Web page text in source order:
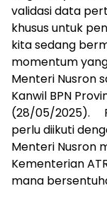
validasi data
khusus untuk
kita sedang
momentum
Menteri Nusron
Kanwil BPN
(28/05/2025).
perlu diikuti
Menteri Nusron
Kementerian
mana